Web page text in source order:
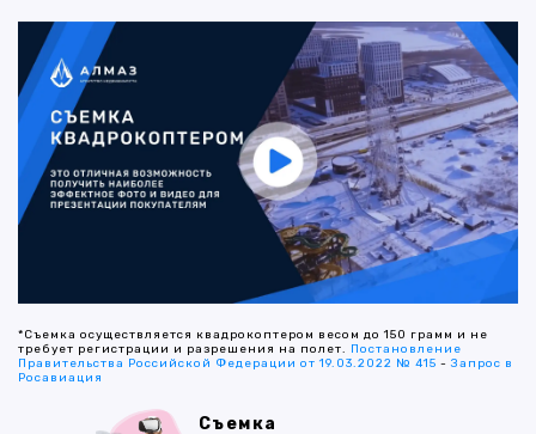
*Съемка осуществляется квадрокоптером весом до 150 грамм и не
требует регистрации и разрешения на полет. Постановление
Правительства Российской Федерации от 19.03.2022 № 415 -Запрос в
Росавиация
Съемка